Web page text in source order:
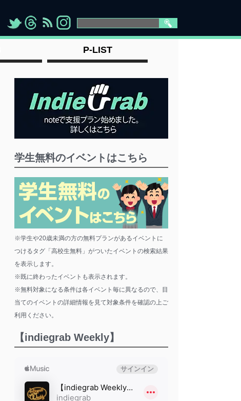
"> "> "> " >
P-LIST
学生無料のイベントはこちら
※学生や20歳未満の方の無料プランがあるイベントに
つけるタグ「高校生無料」がついたイベントの検索結果
を表示します。
※既に終わったイベントも表示されます。
※無料対象になる条件は各イベント毎に異なるので、目
当てのイベントの詳細情報を見て対象条件を確認の上ご
利用ください。
【indiegrab Weekly】